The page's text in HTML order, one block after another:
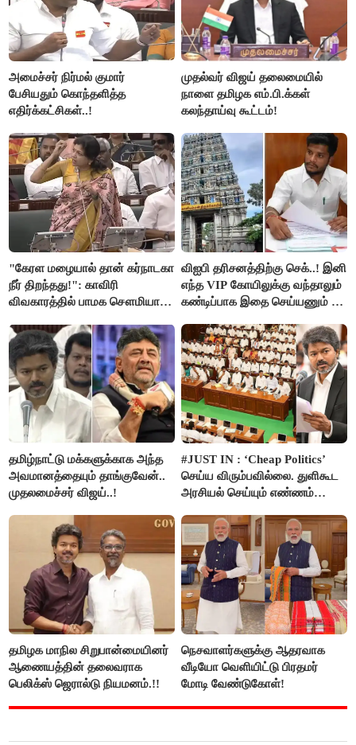
அமைச்சர் நிர்மல் குமார்
பேசியதும் கொந்தளித்த
எதிர்க்கட்சிகள்..!
முதல்வர் விஜய் தலைமையில்
நாளை தமிழக எம்.பி.க்கள்
கலந்தாய்வு கூட்டம்!
"கேரள மழையால் தான் கர்நாடகா
நீர் திறந்தது!": காவிரி
விவகாரத்தில் பாமக சௌமியா
விஐபி தரிசனத்திற்கு செக்..! இனி
எந்த VIP கோயிலுக்கு வந்தாலும்
கண்டிப்பாக இதை செய்யணும் -
தமிழ்நாட்டு மக்களுக்காக அந்த
அவமானத்தையும் தாங்குவேன்..
முதலமைச்சர் விஜய்..!
#JUST IN : ‘Cheap Politics’
செய்ய விரும்பவில்லை. துளிகூட
அரசியல் செய்யும் எண்ணம்
விஜய் பதில்!
தமிழக மாநில சிறுபான்மையினர்
ஆணையத்தின் தலைவராக
பெலிக்ஸ் ஜெரால்டு நியமனம்.!!
நெசவாளர்களுக்கு ஆதரவாக
வீடியோ வெளியிட்டு பிரதமர்
மோடி வேண்டுகோள்!